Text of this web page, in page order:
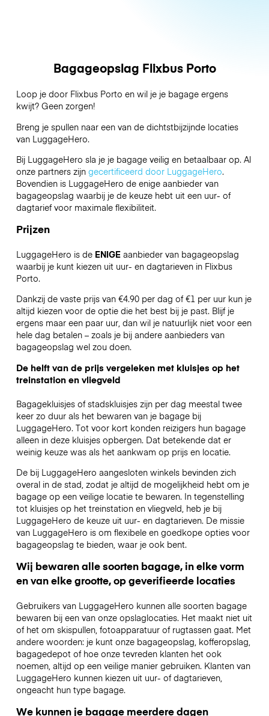
Bagageopslag Flixbus Porto
Loop je door Flixbus Porto en wil je je bagage ergens
kwijt? Geen zorgen!
Breng je spullen naar een van de dichtstbijzijnde locaties
van LuggageHero.
Bij LuggageHero sla je je bagage veilig en betaalbaar op. Al
onze partners zijn gecertificeerd door LuggageHero.
Bovendien is LuggageHero de enige aanbieder van
bagageopslag waarbij je de keuze hebt uit een uur- of
dagtarief voor maximale flexibiliteit.
Prijzen
LuggageHero is de ENIGEaanbieder van bagageopslag
waarbij je kunt kiezen uit uur- en dagtarieven in Flixbus
Porto.
Dankzij de vaste prijs van €4.90 per dag of €1 per uur kun je
altijd kiezen voor de optie die het best bij je past. Blijf je
ergens maar een paar uur, dan wil je natuurlijk niet voor een
hele dag betalen – zoals je bij andere aanbieders van
bagageopslag wel zou doen.
De helft van de prijs vergeleken met kluisjes op het
treinstation en vliegveld
Bagagekluisjes of stadskluisjes zijn per dag meestal twee
keer zo duur als het bewaren van je bagage bij
LuggageHero. Tot voor kort konden reizigers hun bagage
alleen in deze kluisjes opbergen. Dat betekende dat er
weinig keuze was als het aankwam op prijs en locatie.
De bij LuggageHero aangesloten winkels bevinden zich
overal in de stad, zodat je altijd de mogelijkheid hebt om je
bagage op een veilige locatie te bewaren. In tegenstelling
tot kluisjes op het treinstation en vliegveld, heb je bij
LuggageHero de keuze uit uur- en dagtarieven. De missie
van LuggageHero is om flexibele en goedkope opties voor
bagageopslag te bieden, waar je ook bent.
Wij bewaren alle soorten bagage, in elke vorm
en van elke grootte, op geverifieerde locaties
Gebruikers van LuggageHero kunnen alle soorten bagage
bewaren bij een van onze opslaglocaties. Het maakt niet uit
of het om skispullen, fotoapparatuur of rugtassen gaat. Met
andere woorden: je kunt onze bagageopslag, kofferopslag,
bagagedepot of hoe onze tevreden klanten het ook
noemen, altijd op een veilige manier gebruiken. Klanten van
LuggageHero kunnen kiezen uit uur- of dagtarieven,
ongeacht hun type bagage.
We kunnen je bagage meerdere dagen